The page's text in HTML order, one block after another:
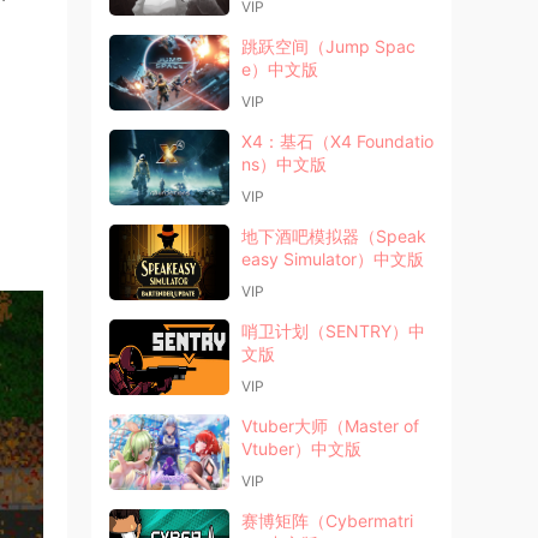
VIP
跳跃空间（Jump Spac
e）中文版
VIP
X4：基石（X4 Foundatio
ns）中文版
VIP
地下酒吧模拟器（Speak
easy Simulator）中文版
VIP
哨卫计划（SENTRY）中
文版
VIP
Vtuber大师（Master of
Vtuber）中文版
VIP
赛博矩阵（Cybermatri